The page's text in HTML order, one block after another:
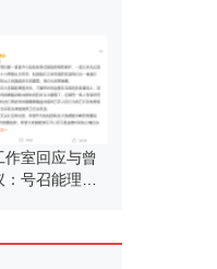
作室回应与曾
号召能理智